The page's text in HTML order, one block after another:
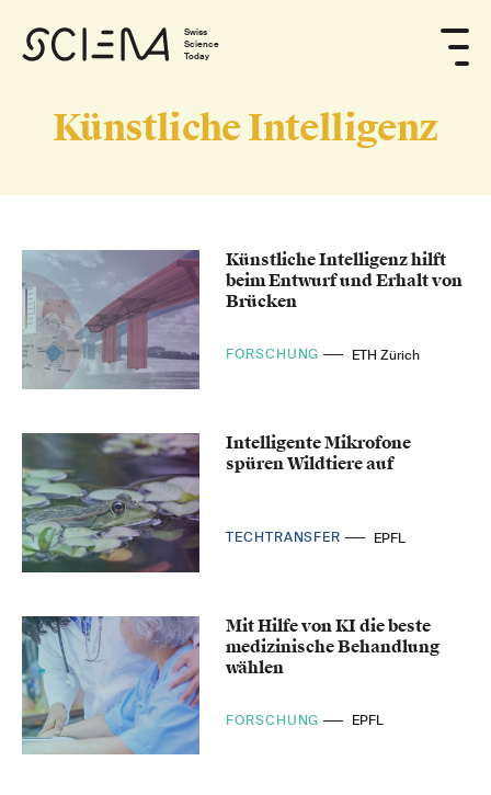
Swiss
Science
Today
Künstliche Intelligenz
Künstliche Intelligenz hilft
beim Entwurf und Erhalt von
Brücken
FORSCHUNG ETH Zürich
Intelligente Mikrofone
spüren Wildtiere auf
TECHTRANSFER EPFL
Mit Hilfe von KI die beste
medizinische Behandlung
wählen
FORSCHUNG EPFL